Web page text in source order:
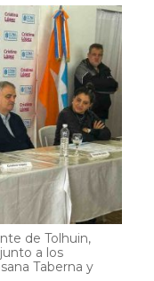
de Tolhuin,
a los
Taberna y